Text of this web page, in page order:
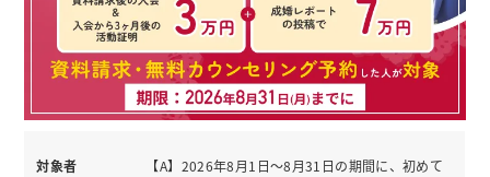
対象者
【A】2026年8月1日〜8月31日の期間に、初めて